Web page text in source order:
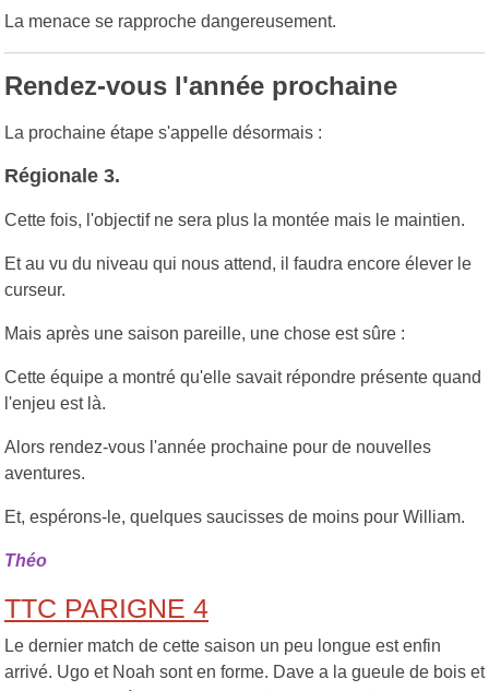
La menace se rapproche dangereusement.
Rendez-vous l'année prochaine
La prochaine étape s'appelle désormais :
Régionale 3.
Cette fois, l'objectif ne sera plus la montée mais le maintien.
Et au vu du niveau qui nous attend, il faudra encore élever le
curseur.
Mais après une saison pareille, une chose est sûre :
Cette équipe a montré qu'elle savait répondre présente quand
l'enjeu est là.
Alors rendez-vous l'année prochaine pour de nouvelles
aventures.
Et, espérons-le, quelques saucisses de moins pour William.
Théo
TTC PARIGNE 4
Le dernier match de cette saison un peu longue est enfin
arrivé. Ugo et Noah sont en forme. Dave a la gueule de bois et